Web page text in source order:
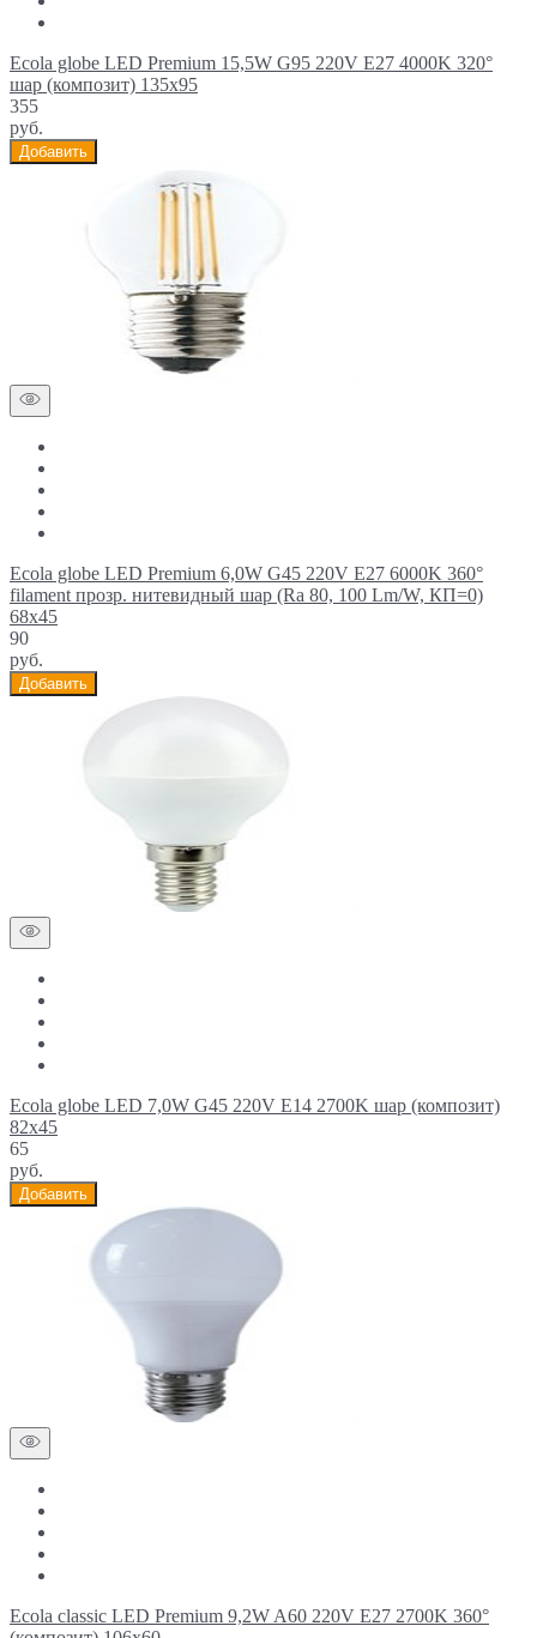
Ecola globe LED Premium 15,5W G95 220V E27 4000K 320°
шар (композит) 135x95
355
руб.
Добавить
Ecola globe LED Premium 6,0W G45 220V E27 6000K 360°
filament прозр. нитевидный шар (Ra 80, 100 Lm/W, КП=0)
68х45
90
руб.
Добавить
Ecola globe LED 7,0W G45 220V E14 2700K шар (композит)
82x45
65
руб.
Добавить
Ecola classic LED Premium 9,2W A60 220V E27 2700K 360°